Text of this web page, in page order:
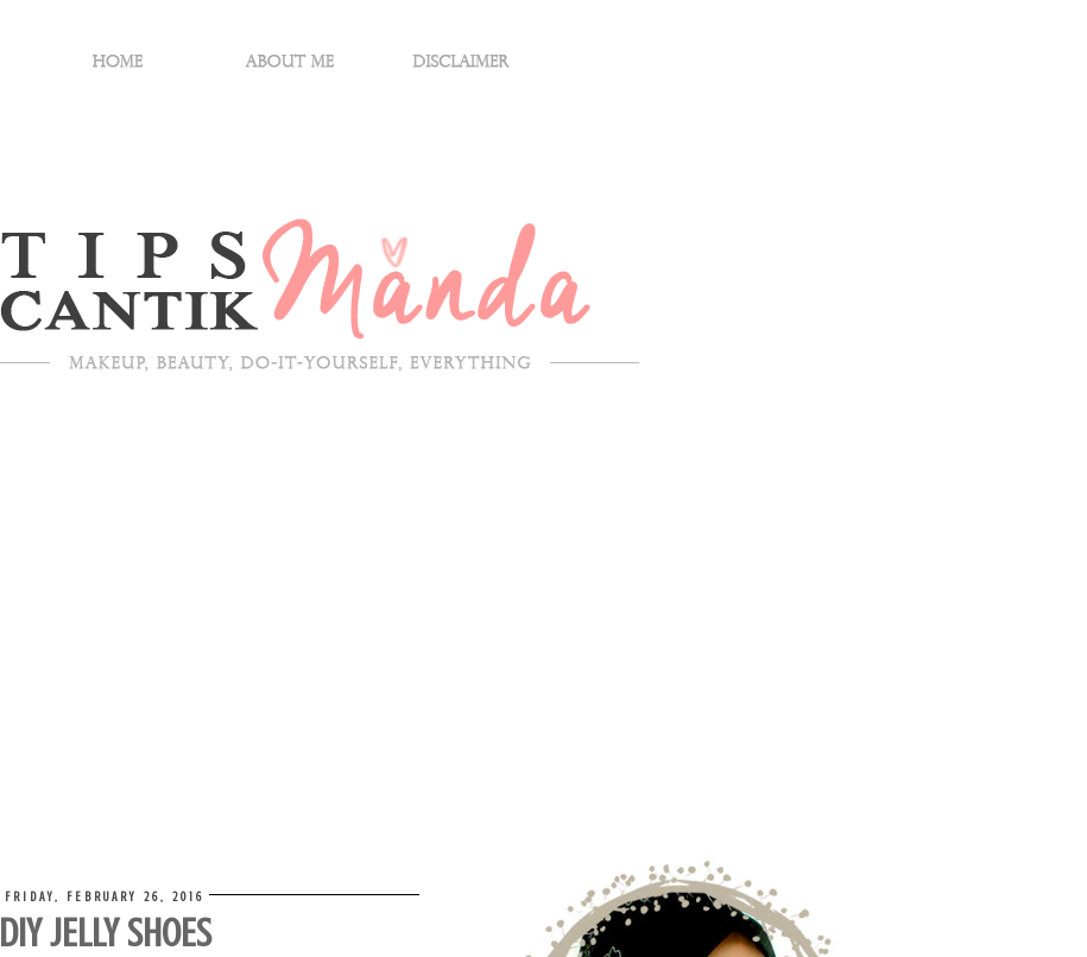
FRIDAY, FEBRUARY 26, 2016
DIY JELLY SHOES